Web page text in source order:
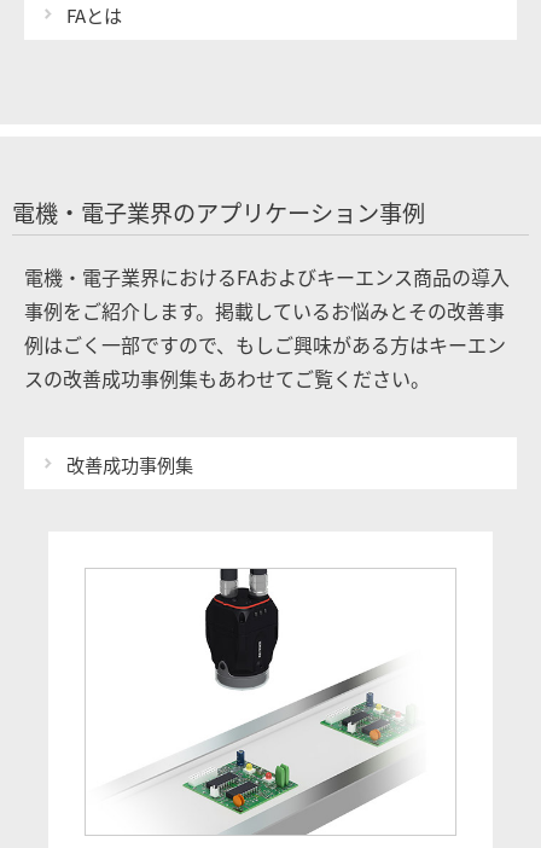
FAとは
電機・電子業界のアプリケーション事例
電機・電子業界におけるFAおよびキーエンス商品の導入
事例をご紹介します。掲載しているお悩みとその改善事
例はごく一部ですので、もしご興味がある方はキーエン
スの改善成功事例集もあわせてご覧ください。
改善成功事例集